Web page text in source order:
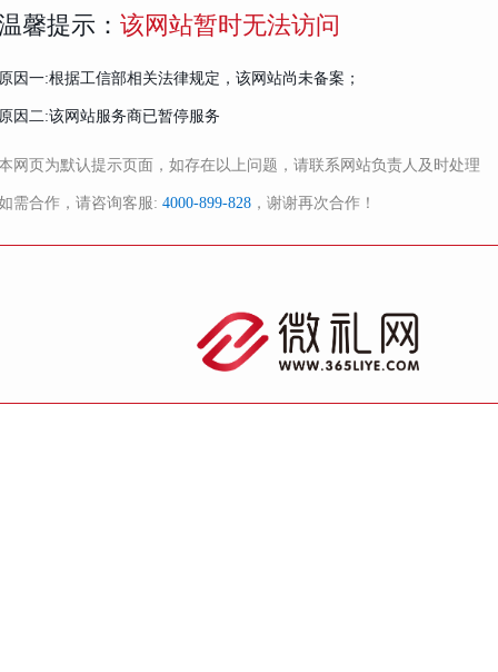
馨提示： 该网站暂时无法访问
因一:根据工信部相关法律规定，该网站尚未备案；
因二:该网站服务商已暂停服务
网页为默认提示页面，如存在以上问题，请联系网站负责人及时处理
需合作，请咨询客服: 4000-899-828 ，谢谢再次合作！